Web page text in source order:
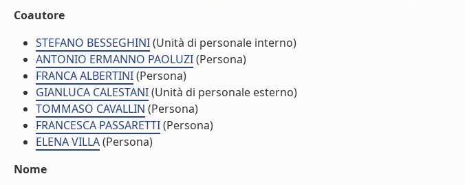
Coautore
STEFANO BESSEGHINI(Unità di personale interno)
ANTONIO ERMANNO PAOLUZI(Persona)
FRANCA ALBERTINI(Persona)
GIANLUCA CALESTANI(Unità di personale esterno)
TOMMASO CAVALLIN (Persona)
FRANCESCA PASSARETTI(Persona)
ELENA VILLA(Persona)
Nome